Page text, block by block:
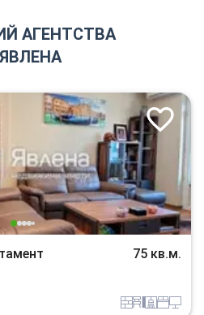
АГЕНТСТВА
75 кв.м.
tuhlaobzavejdne_4 sanitarno_pomeshtenie spalniatehnika